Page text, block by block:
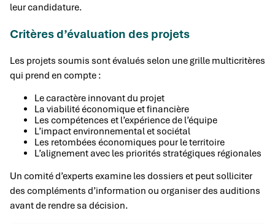
leur candidature.
Critères d’évaluation des projets
Les projets soumis sont évalués selon une grille multicritères
qui prend en compte :
Le caractère innovant du projet
La viabilité économique et financière
Les compétences et l’expérience de l’équipe
L’impact environnemental et sociétal
Les retombées économiques pour le territoire
L’alignement avec les priorités stratégiques régionales
Un comité d’experts examine les dossiers et peut solliciter
des compléments d’information ou organiser des auditions
avant de rendre sa décision.